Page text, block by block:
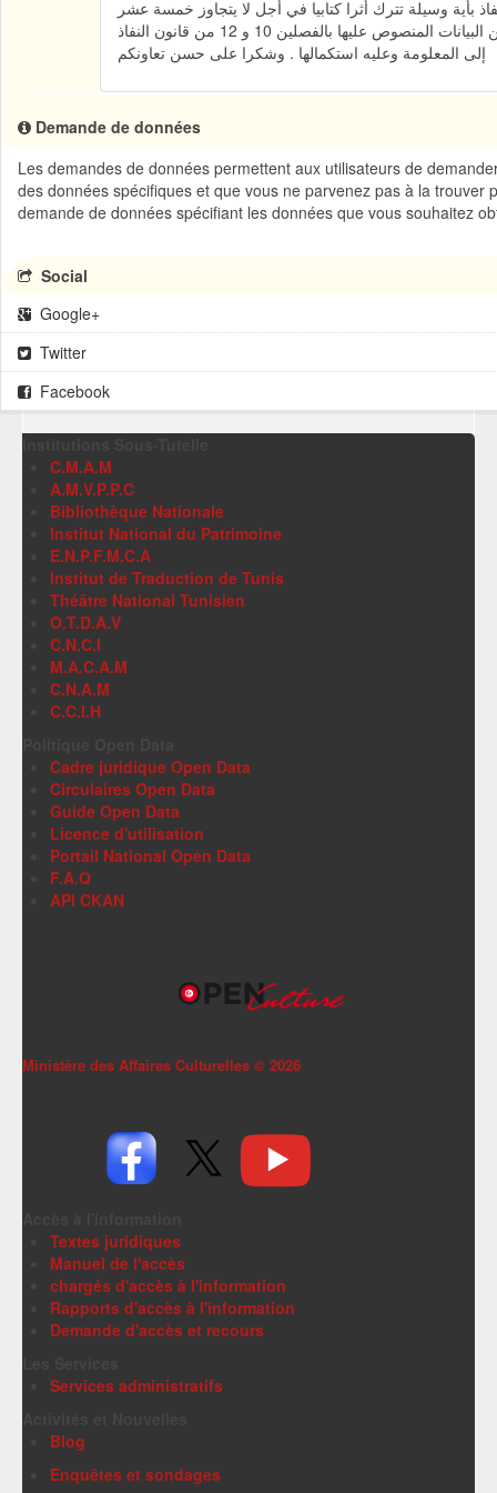
النفاذ بأية وسيلة تترك أثرا كتابيا في أجل لا يتجاوز خمسة عشر
يوما من تاريخ توصله بالمطلب " لذا، فالمرجو إفادة المعني بالأمر بأن مطلبه لا يتضمن البيانات المنصوص عليها بالفصلين 10 و 12 من قانون النفاذ
إلى المعلومة وعليه استكمالها . وشكرا على حسن تعاونكم
Demande de données
Les demandes de données permettent aux utilisateurs de
des données spécifiques et que vous ne parvenez pas à la
demande de données spécifiant les données que vous souhaitez
Social
Google+
Twitter
Facebook
C.M.A.M
A.M.V.P.P.C
Bibliothèque Nationale
Institut National du Patrimoine
E.N.P.F.M.C.A
Institut de Traduction de Tunis
Théâtre National Tunisien
O.T.D.A.V
C.N.C.I
M.A.C.A.M
C.N.A.M
C.C.I.H
Cadre juridique Open Data
Circulaires Open Data
Guide Open Data
Licence d'utilisation
Portail National Open Data
F.A.Q
API CKAN
Ministère des Affaires Culturelles © 2026
Textes juridiques
Manuel de l'accès
chargés d'accès à l'information
Rapports d'accès à l'information
Demande d'accès et recours
Services administratifs
Blog
Enquêtes et sondages